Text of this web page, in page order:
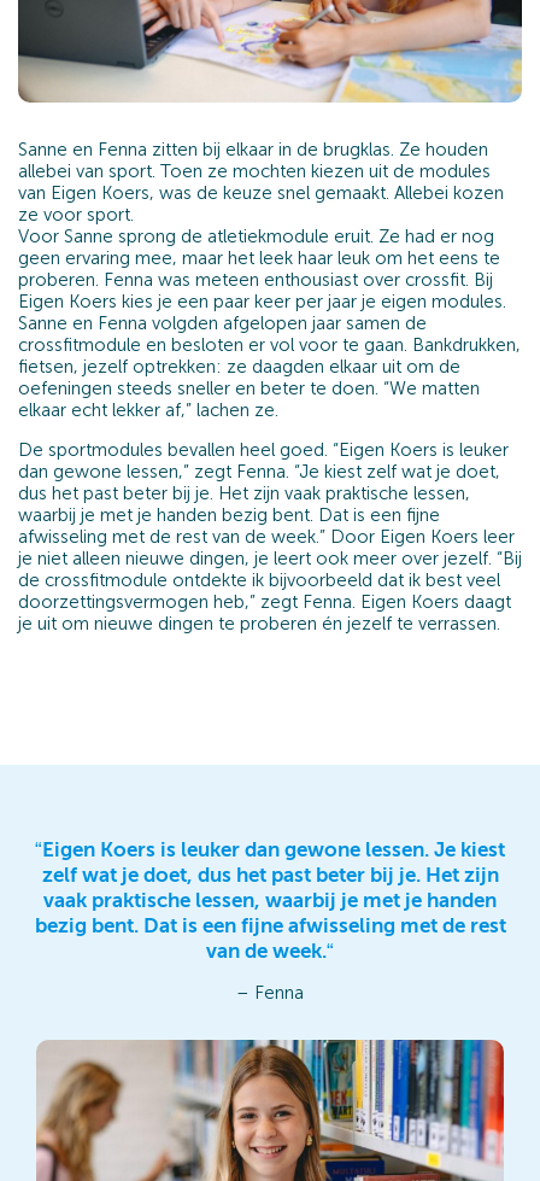
Sanne en Fenna zitten bij elkaar in de brugklas. Ze houden
allebei van sport. Toen ze mochten kiezen uit de modules
van Eigen Koers, was de keuze snel gemaakt. Allebei kozen
ze voor sport.
Voor Sanne sprong de atletiekmodule eruit. Ze had er nog
geen ervaring mee, maar het leek haar leuk om het eens te
proberen. Fenna was meteen enthousiast over crossfit. Bij
Eigen Koers kies je een paar keer per jaar je eigen modules.
Sanne en Fenna volgden afgelopen jaar samen de
crossfitmodule en besloten er vol voor te gaan. Bankdrukken,
fietsen, jezelf optrekken: ze daagden elkaar uit om de
oefeningen steeds sneller en beter te doen. “We matten
elkaar echt lekker af,” lachen ze.
De sportmodules bevallen heel goed. “Eigen Koers is leuker
dan gewone lessen,” zegt Fenna. “Je kiest zelf wat je doet,
dus het past beter bij je. Het zijn vaak praktische lessen,
waarbij je met je handen bezig bent. Dat is een fijne
afwisseling met de rest van de week.” Door Eigen Koers leer
je niet alleen nieuwe dingen, je leert ook meer over jezelf. “Bij
de crossfitmodule ontdekte ik bijvoorbeeld dat ik best veel
doorzettingsvermogen heb,” zegt Fenna. Eigen Koers daagt
je uit om nieuwe dingen te proberen én jezelf te verrassen.
“Eigen Koers is leuker dan gewone lessen. Je kiest
zelf wat je doet, dus het past beter bij je. Het zijn
vaak praktische lessen, waarbij je met je handen
bezig bent. Dat is een fijne afwisseling met de rest
van de week.“
– Fenna